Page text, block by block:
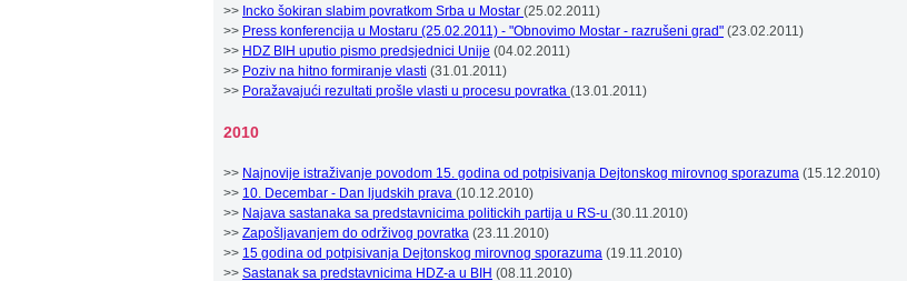
>> Incko šokiran slabim povratkom Srba u Mostar (25.02.2011)
>> Press konferencija u Mostaru (25.02.2011) - "Obnovimo Mostar - razrušeni grad" (23.02.2011)
>> HDZ BIH uputio pismo predsjednici Unije (04.02.2011)
>> Poziv na hitno formiranje vlasti (31.01.2011)
>> Poražavajući rezultati prošle vlasti u procesu povratka (13.01.2011)
2010
>> Najnovije istraživanje povodom 15. godina od potpisivanja Dejtonskog mirovnog sporazuma (15.12.2010)
>> 10. Decembar - Dan ljudskih prava (10.12.2010)
>> Najava sastanaka sa predstavnicima politickih partija u RS-u (30.11.2010)
>> Zapošljavanjem do održivog povratka (23.11.2010)
>> 15 godina od potpisivanja Dejtonskog mirovnog sporazuma (19.11.2010)
>> Sastanak sa predstavnicima HDZ-a u BIH (08.11.2010)